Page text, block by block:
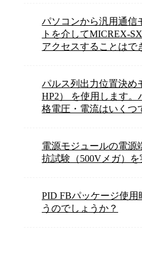
パソコンから汎用通信
トを介してMICREX-
アクセスすることはで
パルス列出力位置決め
HP2） を使用します
格電圧・電流はいくつ
電源モジュールの電源
抗試験（500Vメガ）を
PID FBパッケージ使
うのでしょうか？